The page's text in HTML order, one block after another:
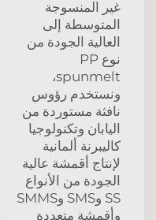
غير المنسوجة
المتوسطة إلى
العالية الجودة من
نوع PP
spunmelt،
ونستخدم رؤوس
نافثة مستوردة من
اليابان وتكنولوجيا
كاليبرنة ألمانية
لإنتاج أقمشة عالية
الجودة من الأنواع
SS وSMS وSMMS
وأقمشة متعددة